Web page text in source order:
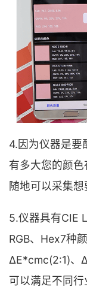
4.因为仪器是要
有多大您的颜
随地可以采集想
5.仪器具有CIE
RGB、Hex7种
ΔE*cmc(2:1)、
可以满足不同行